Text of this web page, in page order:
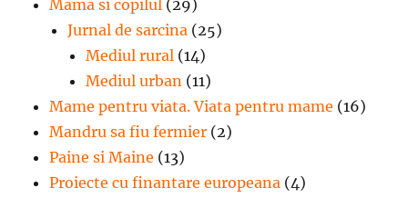
Mama si copilul (29)
Jurnal de sarcina (25)
Mediul rural (14)
Mediul urban (11)
Mame pentru viata. Viata pentru mame (16)
Mandru sa fiu fermier (2)
Paine si Maine (13)
Proiecte cu finantare europeana (4)